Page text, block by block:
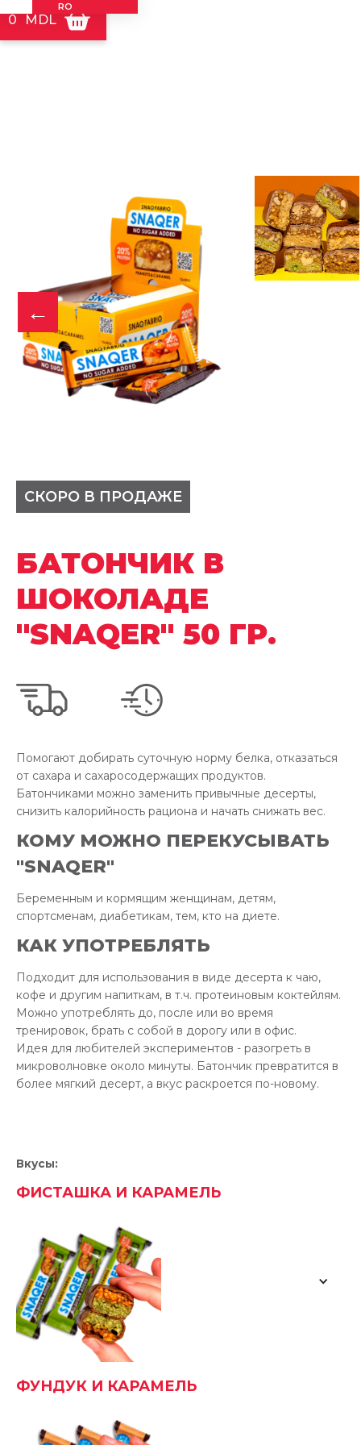
0 MDL
←
RO
СКОРО В ПРОДАЖЕ
БАТОНЧИК В
ШОКОЛАДЕ
"SNAQER" 50 ГР.
Помогают добирать суточную норму белка, отказаться
от сахара и сахаросодержащих продуктов.
Батончиками можно заменить привычные десерты,
снизить калорийность рациона и начать снижать вес.
КОМУ МОЖНО ПЕРЕКУСЫВАТЬ
"SNAQER"
Беременным и кормящим женщинам, детям,
спортсменам, диабетикам, тем, кто на диете.
КАК УПОТРЕБЛЯТЬ
Подходит для использования в виде десерта к чаю,
кофе и другим напиткам, в т.ч. протеиновым коктейлям.
Можно употреблять до, после или во время
тренировок, брать с собой в дорогу или в офис.
Идея для любителей экспериментов - разогреть в
микроволновке около минуты. Батончик превратится в
более мягкий десерт, а вкус раскроется по-новому.
Вкусы:
ФИСТАШКА И КАРАМЕЛЬ
арахис, водорастворимые волокна кукурузы,
ФУНДУК И КАРАМЕЛЬ